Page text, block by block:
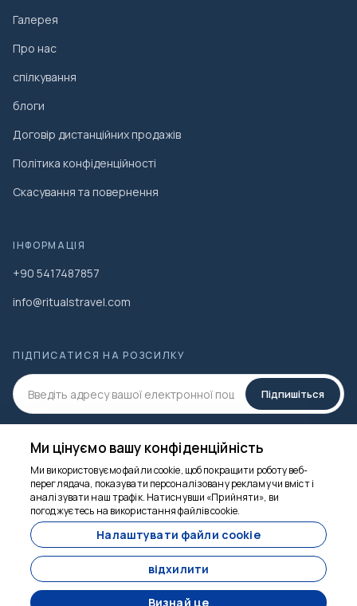
30 $
На людину
Резервувати зараз
Галерея
Про нас
спілкування
блоги
Договір дистанційних продажів
Політика конфіденційності
Скасування та повернення
ІНФОРМАЦІЯ
+90 5417487857
info@ritualstravel.com
ПІДПИСАТИСЯ НА РОЗСИЛКУ
Підпишіться
СОЦ.МЕДІА
Ми цінуємо вашу конфіденційність
Ми використовуємо файли cookie, щоб покращити роботу веб-
переглядача, показувати персоналізовану рекламу чи вміст і
аналізувати наш трафік. Натиснувши «Прийняти», ви
погоджуєтесь на використання файлів cookie.
Налаштувати файли cookie
відхилити
Визнай це
Ми тут, щоб
допомогти